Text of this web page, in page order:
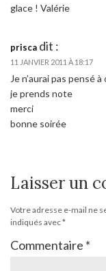
glace ! Valérie
prisca dit :
11 JANVIER 2011 À 18:17
Je n’aurai pas pensé
je prends note
merci
bonne soirée
Laisser un
Votre adresse e-mail ne
indiqués avec*
Commentaire *